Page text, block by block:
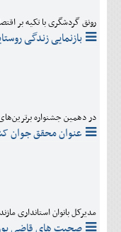
رونق گردشگری با تکیه بر
بازنمایی زندگی
در دهمین جشنواره برترین‌های
عنوان محقق جوان
مدیرکل بانوان استانداری
صحبت های قاضی